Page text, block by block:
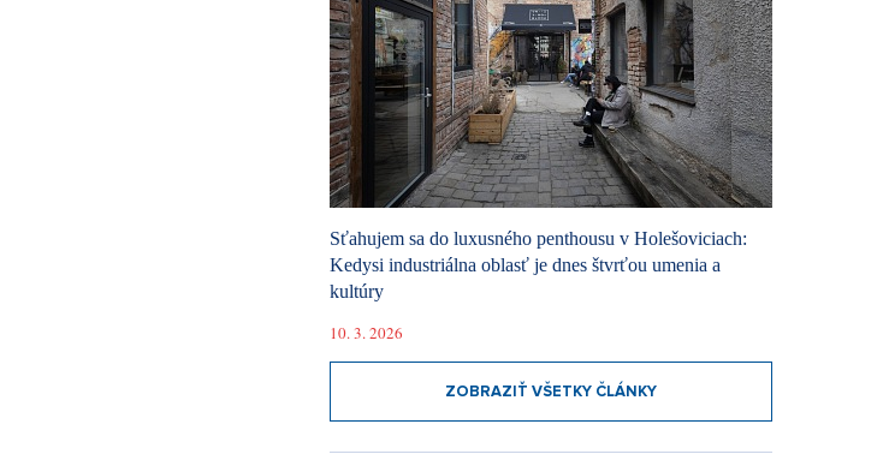
Sťahujem sa do luxusného penthousu v Holešoviciach:
Kedysi industriálna oblasť je dnes štvrťou umenia a
kultúry
10. 3. 2026
ZOBRAZIŤ VŠETKY ČLÁNKY